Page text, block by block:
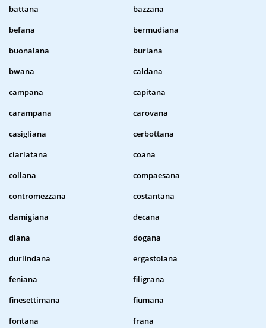
battana
bazzana
befana
bermudiana
buonalana
buriana
bwana
caldana
campana
capitana
carampana
carovana
casigliana
cerbottana
ciarlatana
coana
collana
compaesana
contromezzana
costantana
damigiana
decana
diana
dogana
durlindana
ergastolana
feniana
filigrana
finesettimana
fiumana
fontana
frana